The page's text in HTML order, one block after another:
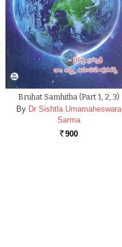
Bruhat Samhitha (Part 1, 2, 3)
By Dr Sishtla Umamaheswara
Sarma
Rs. 900